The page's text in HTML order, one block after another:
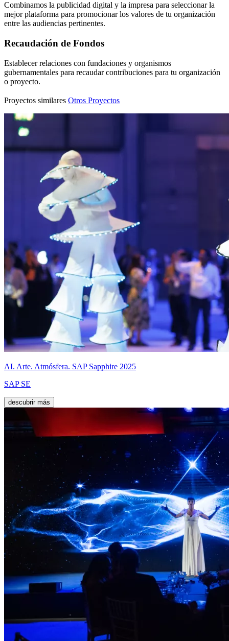
Combinamos la publicidad digital y la impresa para seleccionar la
mejor plataforma para promocionar los valores de tu organización
entre las audiencias pertinentes.
Recaudación de Fondos
Establecer relaciones con fundaciones y organismos
gubernamentales para recaudar contribuciones para tu organización
o proyecto.
Proyectos similares Otros Proyectos
AI. Arte. Atmósfera. SAP Sapphire 2025
SAP SE
descubrir más